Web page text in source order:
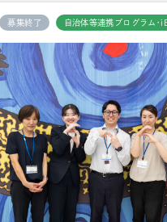
募集終了 自治体等連携プログラム・